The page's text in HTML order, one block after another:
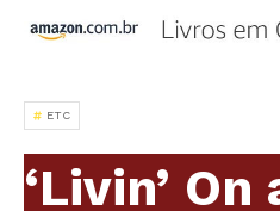
ETC
‘Livin’ On